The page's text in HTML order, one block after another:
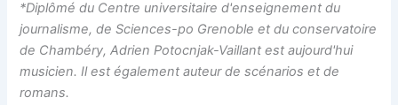
*Diplômé du Centre universitaire d'enseignement du
journalisme, de Sciences-po Grenoble et du conservatoire
de Chambéry, Adrien Potocnjak-Vaillant est aujourd'hui
musicien. Il est également auteur de scénarios et de
romans.